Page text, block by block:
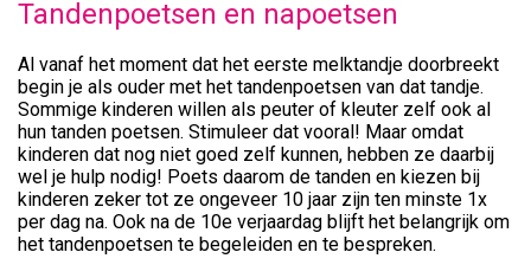
Tandenpoetsen en napoetsen
Al vanaf het moment dat het eerste melktandje doorbreekt
begin je als ouder met het tandenpoetsen van dat tandje.
Sommige kinderen willen als peuter of kleuter zelf ook al
hun tanden poetsen. Stimuleer dat vooral! Maar omdat
kinderen dat nog niet goed zelf kunnen, hebben ze daarbij
wel je hulp nodig! Poets daarom de tanden en kiezen bij
kinderen zeker tot ze ongeveer 10 jaar zijn ten minste 1x
per dag na. Ook na de 10e verjaardag blijft het belangrijk om
het tandenpoetsen te begeleiden en te bespreken.